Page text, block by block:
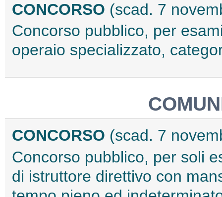
CONCORSO (scad. 7
Concorso pubblico, per
operaio specializzato,
CONCORSO (scad. 7
Concorso pubblico, per soli
di istruttore direttivo con